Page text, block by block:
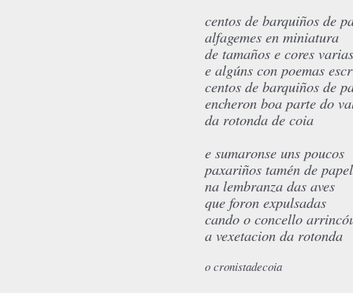
centos de barquiños de
alfagemes en miniatura
de tamaños e cores varias
e algúns con poemas
centos de barquiños de
encheron boa parte do
da rotonda de coia
e sumaronse uns poucos
paxariños tamén de papel
na lembranza das aves
que foron expulsadas
cando o concello
a vexetacion da rotonda
o cronistadecoia